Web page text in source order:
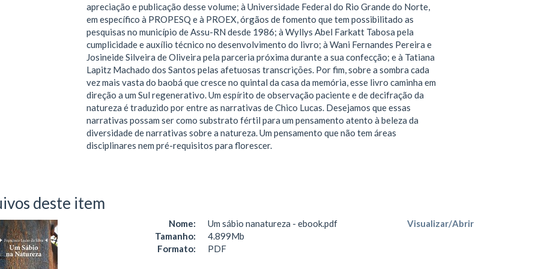
apreciação e publicação desse volume; à Universidade Federal do Rio Grande do Norte,
em específico à PROPESQ e à PROEX, órgãos de fomento que tem possibilitado as
pesquisas no município de Assu-RN desde 1986; à Wyllys Abel Farkatt Tabosa pela
cumplicidade e auxílio técnico no desenvolvimento do livro; à Wani Fernandes Pereira e
Josineide Silveira de Oliveira pela parceria próxima durante a sua confecção; e à Tatiana
Lapitz Machado dos Santos pelas afetuosas transcrições. Por fim, sobre a sombra cada
vez mais vasta do baobá que cresce no quintal da casa da memória, esse livro caminha em
direção a um Sul regenerativo. Um espírito de observação paciente e de decifração da
natureza é traduzido por entre as narrativas de Chico Lucas. Desejamos que essas
narrativas possam ser como substrato fértil para um pensamento atento à beleza da
diversidade de narrativas sobre a natureza. Um pensamento que não tem áreas
disciplinares nem pré-requisitos para florescer.
deste item
Nome:
Um sábio nanatureza - ebook.pdf
Tamanho:
4.899Mb
Formato:
PDF
Visualizar/Abrir